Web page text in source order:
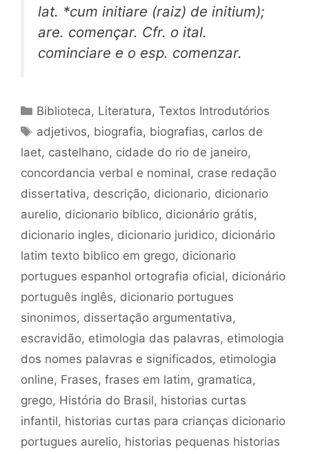
lat. *cum initiare (raiz) de initium);
are. començar. Cfr. o ital.
cominciare e o esp. comenzar.
Categorias
Biblioteca, Literatura,Textos Introdutórios
Tags
adjetivos, biografia, biografias, carlos de
laet, castelhano, cidade do rio de janeiro,
concordancia verbal e nominal, crase redação
dissertativa, descrição, dicionario, dicionario
aurelio, dicionario biblico, dicionário grátis,
dicionario ingles, dicionario juridico, dicionário
latim texto biblico em grego, dicionario
portugues espanhol ortografia oficial, dicionário
português inglês, dicionario portugues
sinonimos, dissertação argumentativa,
escravidão, etimologia das palavras, etimologia
dos nomes palavras e significados, etimologia
online, Frases, frases em latim, gramatica,
grego, História do Brasil, historias curtas
infantil, historias curtas para crianças dicionario
portugues aurelio, historias pequenas historias